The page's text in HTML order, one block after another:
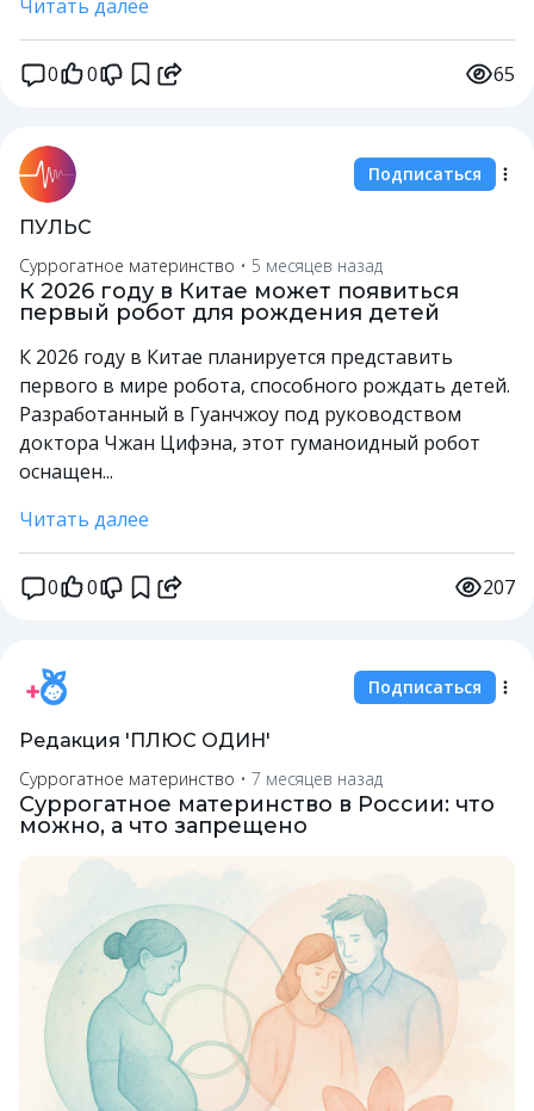
Читать далее
0 0 65
ПУЛЬС
Подписаться
Суррогатное материнство • 5 месяцев назад
К 2026 году в Китае может появиться
первый робот для рождения детей
К 2026 году в Китае планируется представить
первого в мире робота, способного рождать детей.
Разработанный в Гуанчжоу под руководством
доктора Чжан Цифэна, этот гуманоидный робот
оснащен...
Читать далее
0 0 207
Редакция 'ПЛЮС ОДИН'
Подписаться
Суррогатное материнство • 7 месяцев назад
Суррогатное материнство в России: что
можно, а что запрещено